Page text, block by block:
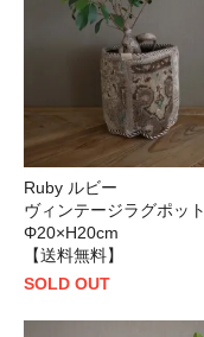
Ruby ルビー
ヴィンテージラグポット
Φ20×H20cm
【送料無料】
SOLD OUT